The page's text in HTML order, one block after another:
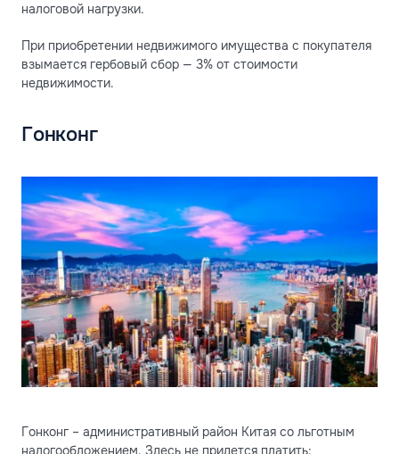
налоговой нагрузки.
При приобретении недвижимого имущества с покупателя
взымается гербовый сбор — 3% от стоимости
недвижимости.
Гонконг
Гонконг – административный район Китая со льготным